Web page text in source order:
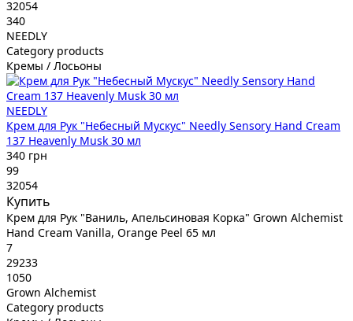
32054
340
NEEDLY
Category products
Кремы / Лосьоны
NEEDLY
Крем для Рук "Небесный Мускус" Needly Sensory Hand Cream
137 Heavenly Musk 30 мл
340 грн
99
32054
Купить
Крем для Рук "Ваниль, Апельсиновая Корка" Grown Alchemist
Hand Cream Vanilla, Orange Peel 65 мл
7
29233
1050
Grown Alchemist
Category products